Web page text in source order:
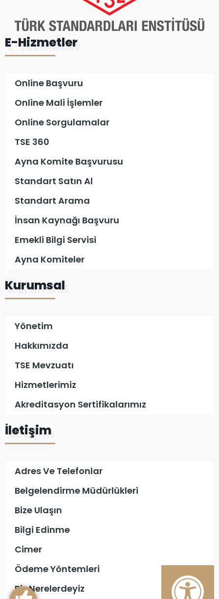
E-Hizmetler
Online Başvuru
Online Mali İşlemler
Online Sorgulamalar
TSE 360
Ayna Komite Başvurusu
Standart Satın Al
Standart Arama
İnsan Kaynağı Başvuru
Emekli Bilgi Servisi
Ayna Komiteler
Kurumsal
Yönetim
Hakkımızda
TSE Mevzuatı
Hizmetlerimiz
Akreditasyon Sertifikalarımız
İletişim
Adres Ve Telefonlar
Belgelendirme Müdürlükleri
Bize Ulaşın
Bilgi Edinme
Cimer
Ödeme Yöntemleri
Biz Nerelerdeyiz